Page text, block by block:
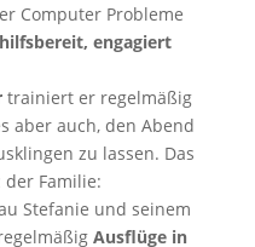
Computer Probleme
hilfsbereit, engagiert
trainiert er regelmäßig
aber auch, den Abend
zu lassen. Das
Familie:
Stefanie und seinem
Ausflüge in